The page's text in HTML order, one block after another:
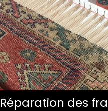
Réparation des